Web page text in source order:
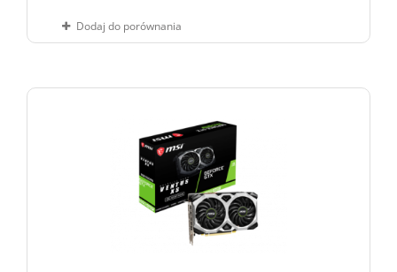
Dodaj do porównania